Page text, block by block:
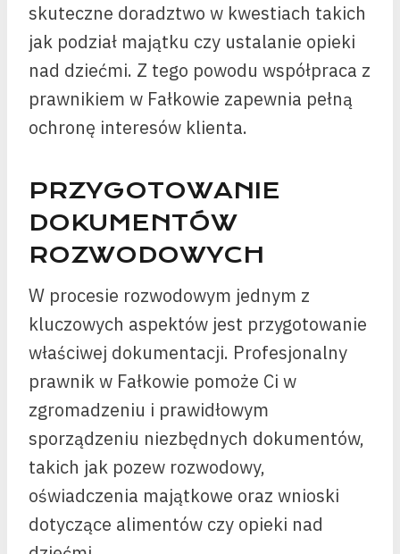
skuteczne doradztwo w kwestiach takich
jak podział majątku czy ustalanie opieki
nad dziećmi. Z tego powodu współpraca z
prawnikiem w Fałkowie zapewnia pełną
ochronę interesów klienta.
PRZYGOTOWANIE
DOKUMENTÓW
ROZWODOWYCH
W procesie rozwodowym jednym z
kluczowych aspektów jest przygotowanie
właściwej dokumentacji. Profesjonalny
prawnik w Fałkowie pomoże Ci w
zgromadzeniu i prawidłowym
sporządzeniu niezbędnych dokumentów,
takich jak pozew rozwodowy,
oświadczenia majątkowe oraz wnioski
dotyczące alimentów czy opieki nad